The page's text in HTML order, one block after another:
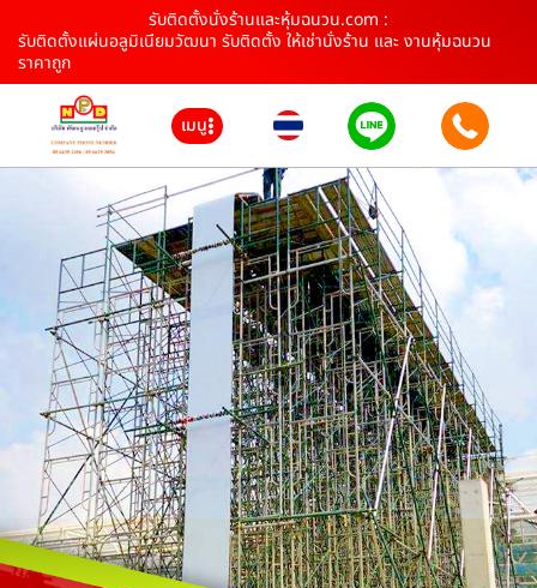
รับติดตั้งนั่งร้านและหุ้มฉนวน.com :
รับติดตั้งแผ่นอลูมิเนียมวัฒนา รับติดตั้ง ให้เช่านั่งร้าน และ งานหุ้มฉนวน
ราคาถูก
เมนู